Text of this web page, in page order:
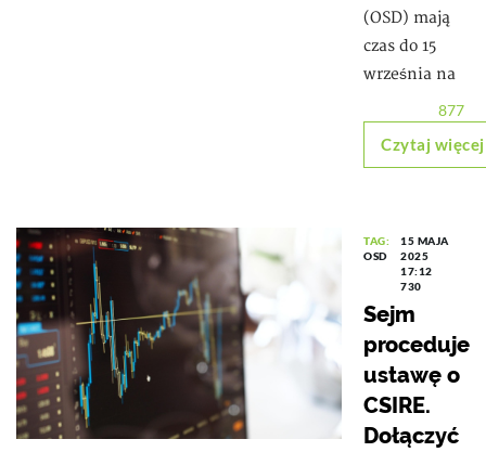
(OSD) mają
czas do 15
września na
877
Czytaj więcej
TAG:
OSD
15 MAJA
2025
17:12
730
Sejm
proceduje
ustawę o
CSIRE.
Dołączyć